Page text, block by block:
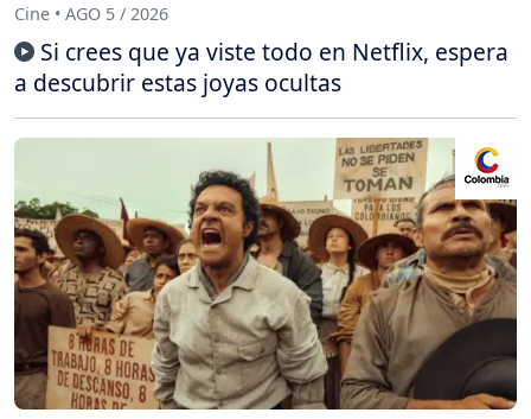
Cine • AGO 5 / 2026
Si crees que ya viste todo en Netflix, espera
a descubrir estas joyas ocultas